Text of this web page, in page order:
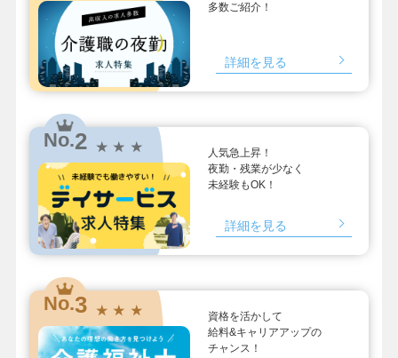
多数ご紹介！
詳細を見る
No.2 ★ ★ ★
人気急上昇！
夜勤・残業が少なく
未経験もOK！
詳細を見る
No.3 ★ ★ ★
資格を活かして
給料&キャリアアップの
チャンス！